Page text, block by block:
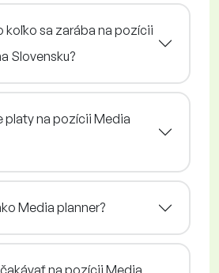
koľko sa zarába na pozícii
Slovensku?
platy na pozícii Media
Media planner?